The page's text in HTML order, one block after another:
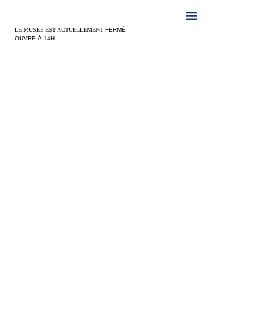
LE MUSÉE EST ACTUELLEMENT FERMÉ
OUVRE À 14H